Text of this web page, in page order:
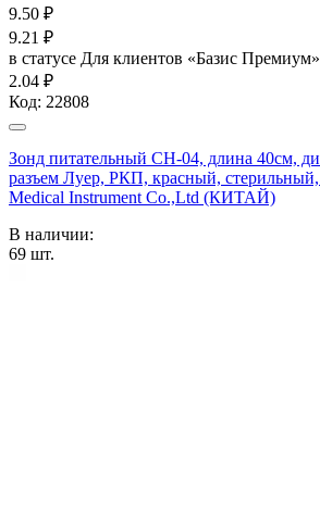
9.50 ₽
9.21 ₽
в статусе Для клиентов «Базис Премиум»
2.04 ₽
Код: 22808
Зонд питательный CH-04, длина 40см,
разъем Луер, РКП, красный,
Medical Instrument Co.,Ltd (КИТАЙ)
В наличии:
69 шт.